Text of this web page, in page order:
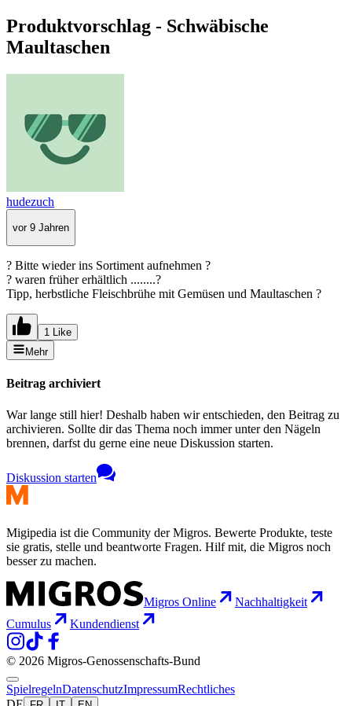
Produktvorschlag - Schwäbische
Maultaschen
hudezuch
vor 9 Jahren
? Bitte wieder ins Sortiment aufnehmen ?
? waren früher erhältlich ........?
Tipp, herbstliche Fleischbrühe mit Gemüsen und Maultaschen ?
1 Like
Mehr
Beitrag archiviert
War lange still hier! Deshalb haben wir entschieden, den Beitrag zu
archivieren. Sollte dir das Thema noch immer unter den Nägeln
brennen, darfst du gerne eine neue Diskussion starten.
Diskussion starten
Migipedia ist die Community der Migros. Bewerte Produkte, teste
sie gratis, stelle und beantworte Fragen. Hilf mit, die Migros noch
besser zu machen.
Migros Online
Nachhaltigkeit
Cumulus
Kundendienst
© 2026 Migros-Genossenschafts-Bund
SpielregelnDatenschutzImpressumRechtliches